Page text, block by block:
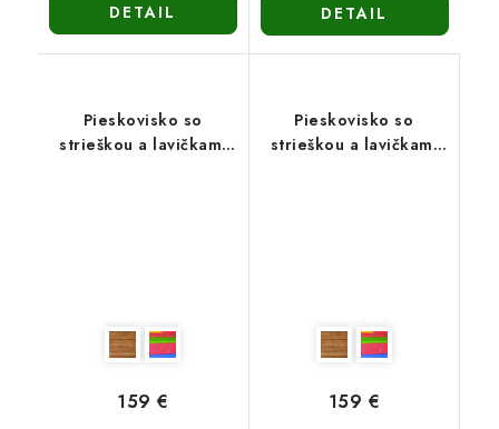
DETAIL DETAIL
Pieskovisko so
strieškou a lavičkami
159 €
Pieskovisko so
strieškou a lavičkami
159 €